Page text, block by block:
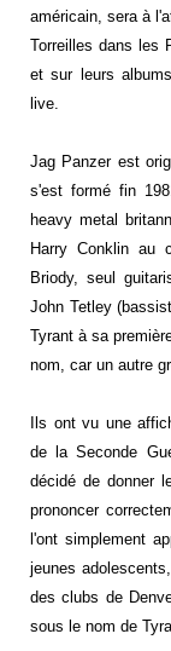
américain , sera à
Torreilles dans les
et sur leurs
live.
Jag Panzer est
s'est formé fin
heavy metal
Harry Conklin au
Briody, seul
John Tetley
Tyrant à sa
nom, car un autre
Ils ont vu une
de la Seconde
décidé de donner
prononcer
l'ont simplement
jeunes
des clubs de
sous le nom de